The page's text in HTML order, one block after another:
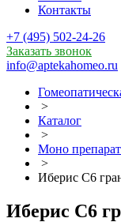
Контакты
+7 (495) 502-24-26
Заказать звонок
info@aptekahomeo.ru
>
Каталог
>
Моно
>
Иберис С6
Иберис С6